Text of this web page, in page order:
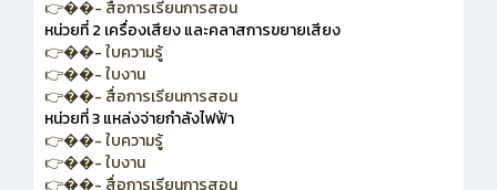
👉��- สื่อการเรียนการสอน
หน่วยที่ 2 เครื่องเสียง และคลาสการขยายเสียง
👉��- ใบความรู้
👉��- ใบงาน
👉��- สื่อการเรียนการสอน
หน่วยที่ 3 แหล่งจ่ายกำลังไฟฟ้า
👉��- ใบความรู้
👉��- ใบงาน
👉��- สื่อการเรียนการสอน